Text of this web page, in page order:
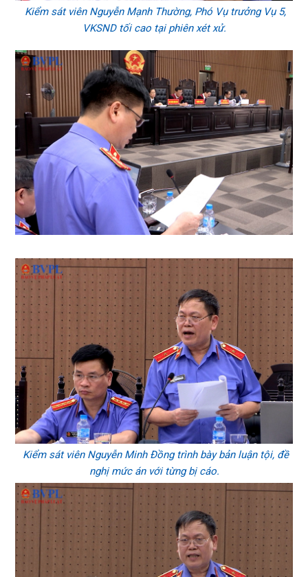
Kiểm sát viên Nguyễn Mạnh Thường, Phó Vụ trưởng Vụ 5,
VKSND tối cao tại phiên xét xử.
Kiểm sát viên Nguyễn Minh Đồng trình bày bản luận tội, đề
nghị mức án với từng bị cáo.